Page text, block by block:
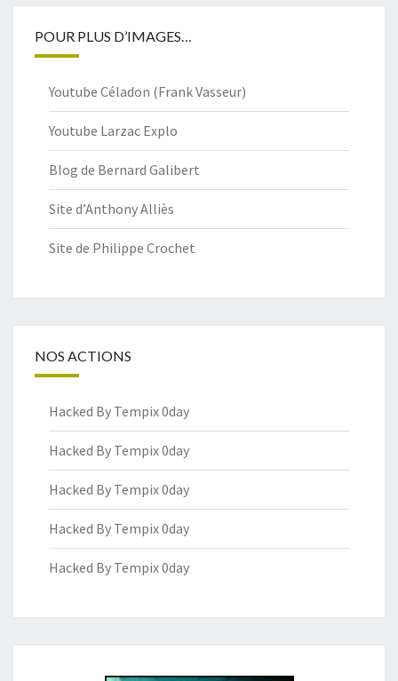
POUR PLUS D’IMAGES…
Youtube Céladon (Frank Vasseur)
Youtube Larzac Explo
Blog de Bernard Galibert
Site d’Anthony Alliès
Site de Philippe Crochet
NOS ACTIONS
Hacked By Tempix 0day
Hacked By Tempix 0day
Hacked By Tempix 0day
Hacked By Tempix 0day
Hacked By Tempix 0day